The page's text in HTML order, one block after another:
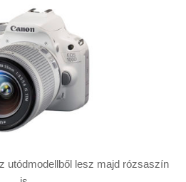
utódmodellből lesz majd rózsaszín